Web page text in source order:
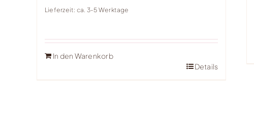
Lieferzeit: ca. 3-5 Werktage
In den Warenkorb
Details